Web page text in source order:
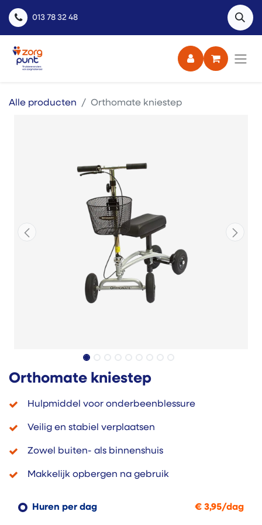
013 78 32 48
Alle producten Orthomate kniestep
Orthomate kniestep
Hulpmiddel voor onderbeenblessure
Veilig en stabiel verplaatsen
Zowel buiten- als binnenshuis
Makkelijk opbergen na gebruik
Huren per dag € 3,95/dag